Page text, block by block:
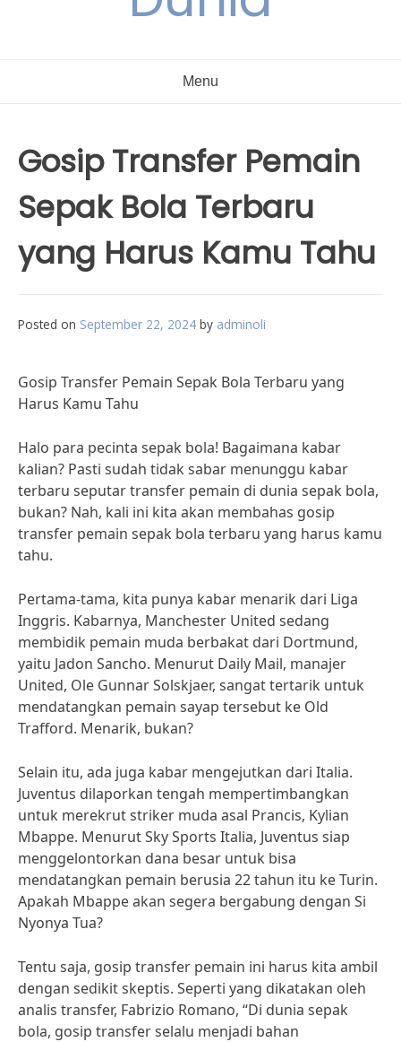
Menu
Gosip Transfer Pemain
Sepak Bola Terbaru
yang Harus Kamu Tahu
Posted on September 22, 2024 by adminoli
Gosip Transfer Pemain Sepak Bola Terbaru yang
Harus Kamu Tahu
Halo para pecinta sepak bola! Bagaimana kabar
kalian? Pasti sudah tidak sabar menunggu kabar
terbaru seputar transfer pemain di dunia sepak bola,
bukan? Nah, kali ini kita akan membahas gosip
transfer pemain sepak bola terbaru yang harus kamu
tahu.
Pertama-tama, kita punya kabar menarik dari Liga
Inggris. Kabarnya, Manchester United sedang
membidik pemain muda berbakat dari Dortmund,
yaitu Jadon Sancho. Menurut Daily Mail, manajer
United, Ole Gunnar Solskjaer, sangat tertarik untuk
mendatangkan pemain sayap tersebut ke Old
Trafford. Menarik, bukan?
Selain itu, ada juga kabar mengejutkan dari Italia.
Juventus dilaporkan tengah mempertimbangkan
untuk merekrut striker muda asal Prancis, Kylian
Mbappe. Menurut Sky Sports Italia, Juventus siap
menggelontorkan dana besar untuk bisa
mendatangkan pemain berusia 22 tahun itu ke Turin.
Apakah Mbappe akan segera bergabung dengan Si
Nyonya Tua?
Tentu saja, gosip transfer pemain ini harus kita ambil
dengan sedikit skeptis. Seperti yang dikatakan oleh
analis transfer, Fabrizio Romano, “Di dunia sepak
bola, gosip transfer selalu menjadi bahan